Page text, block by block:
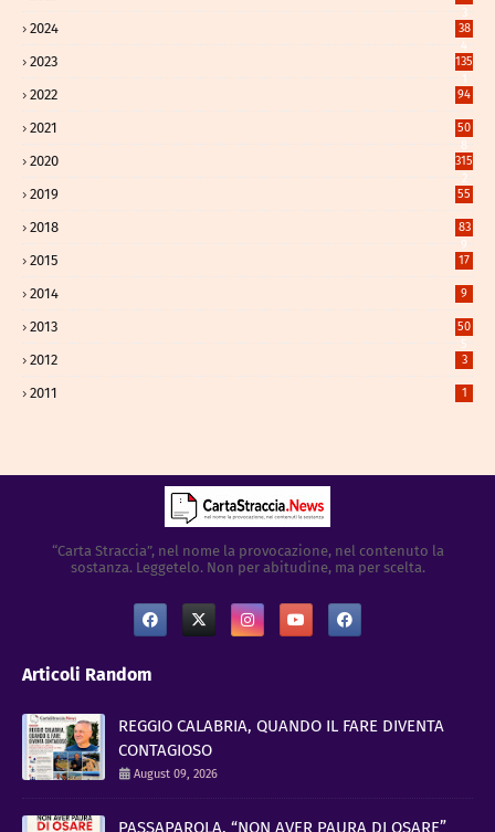
3
2024
38
4
2023
135
1
2022 94
2021
50
8
2020
315
2
2019 55
2018
83
9
2015 17
2014 9
2013
50
5
2012 3
2011 1
“Carta Straccia”, nel nome la provocazione, nel contenuto la
sostanza. Leggetelo. Non per abitudine, ma per scelta.
Articoli Random
REGGIO CALABRIA, QUANDO IL FARE DIVENTA
CONTAGIOSO
August 09, 2026
PASSAPAROLA. “NON AVER PAURA DI OSARE”